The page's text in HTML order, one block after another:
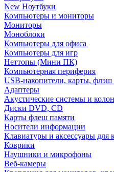
New Ноутбуки
Компьютеры и мониторы
Мониторы
Моноблоки
Компьютеры для офиса
Компьютеры для игр
Неттопы (Мини ПК)
Компьютерная периферия
USB-накопители, карты, флэш
Адаптеры
Акустические системы и
Диски DVD, CD
Карты флеш памяти
Носители информации
Клавиатуры и аксессуары для
Коврики
Наушники и микрофоны
Веб-камеры